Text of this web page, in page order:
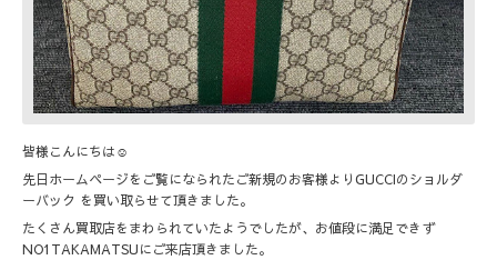
皆様こんにちは☺︎
先日ホームページをご覧になられたご新規のお客様よりGUCCIのショルダ
ーバック を買い取らせて頂きました。
たくさん買取店をまわられていたようでしたが、お値段に満足できず
NO1TAKAMATSUにご来店頂きました。